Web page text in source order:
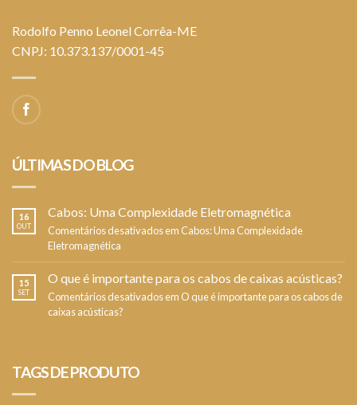
Rodolfo Penno Leonel Corrêa-ME
CNPJ: 10.373.137/0001-45
ÚLTIMAS DO BLOG
16
OUT
Cabos: Uma Complexidade Eletromagnética
Comentários desativadosem Cabos: Uma Complexidade
Eletromagnética
15
SET
O que é importante para os cabos de caixas acústicas?
Comentários desativadosem O que é importante para os cabos de
caixas acústicas?
TAGS DE PRODUTO